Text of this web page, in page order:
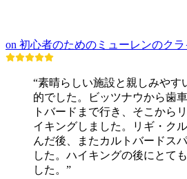
on 初心者のためのミューレンのク
“素晴らしい施設と親しみやす
的でした。ビッツナウから歯
トバードまで行き、そこから
イキングしました。リギ・ク
んだ後、またカルトバードス
した。ハイキングの後にとて
した。”